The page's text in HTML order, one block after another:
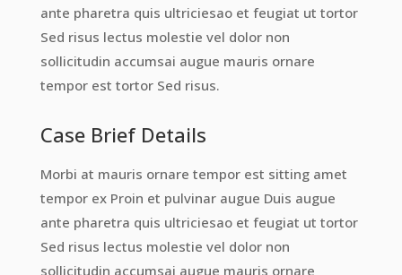
ante pharetra quis ultriciesao et feugiat ut tortor
Sed risus lectus molestie vel dolor non
sollicitudin accumsai augue mauris ornare
tempor est tortor Sed risus.
Case Brief Details
Morbi at mauris ornare tempor est sitting amet
tempor ex Proin et pulvinar augue Duis augue
ante pharetra quis ultriciesao et feugiat ut tortor
Sed risus lectus molestie vel dolor non
sollicitudin accumsai augue mauris ornare